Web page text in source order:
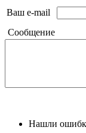
Ваш e-mail
Сообщение
Нашли